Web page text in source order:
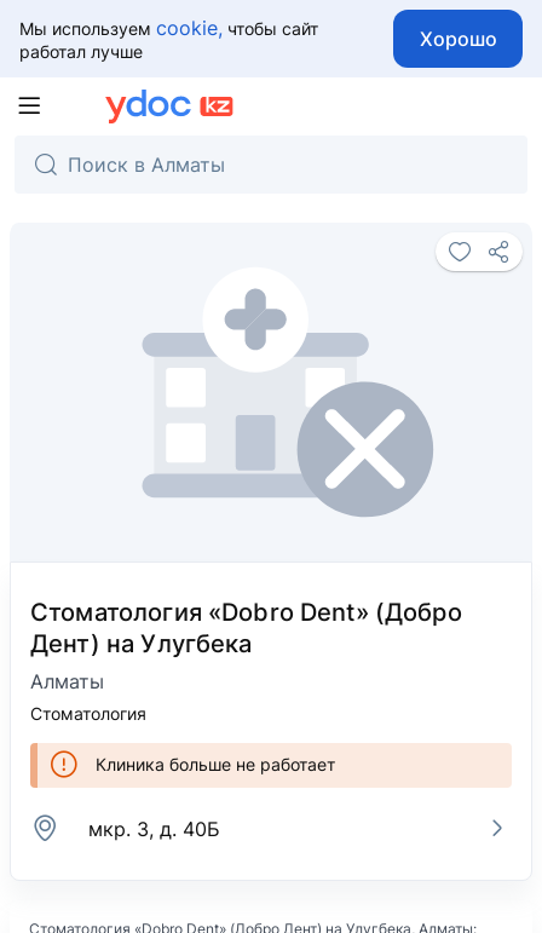
Мы используем cookie, чтобы сайт
работал лучше
Хорошо
Стоматология «Dobro Dent» (Добро
Дент) на Улугбека
Алматы
Стоматология
Клиника больше не работает
мкр. 3, д. 40Б
Стоматология «Dobro Dent» (Добро Дент) на Улугбека, Алматы: